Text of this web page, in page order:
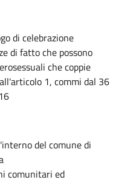
di celebrazione
di fatto che possono
che coppie
1, commi dal 36
del comune di
comunitari ed